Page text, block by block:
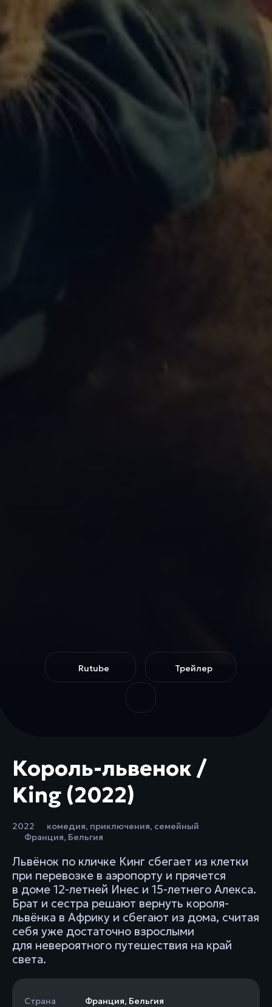
Rutube Трейлер
Король-львенок /
King (2022)
2022 комедия, приключения, семейный
Франция, Бельгия
Львёнок по кличке Кинг сбегает из клетки
при перевозке в аэропорту и прячется
в доме 12-летней Инес и 15-летнего Алекса.
Брат и сестра решают вернуть короля-
львёнка в Африку и сбегают из дома, считая
себя уже достаточно взрослыми
для невероятного путешествия на край
света.
Страна Франция, Бельгия